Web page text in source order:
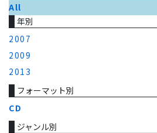
All
年別
2007
2009
2013
フォーマット別
CD
ジャンル別